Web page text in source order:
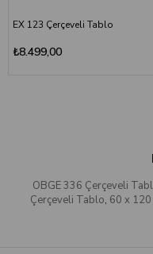
EX 123 Çerçeveli Tablo
₺8.499,00
OBGE 336 Çerçeveli
Çerçeveli Tablo, 60 x